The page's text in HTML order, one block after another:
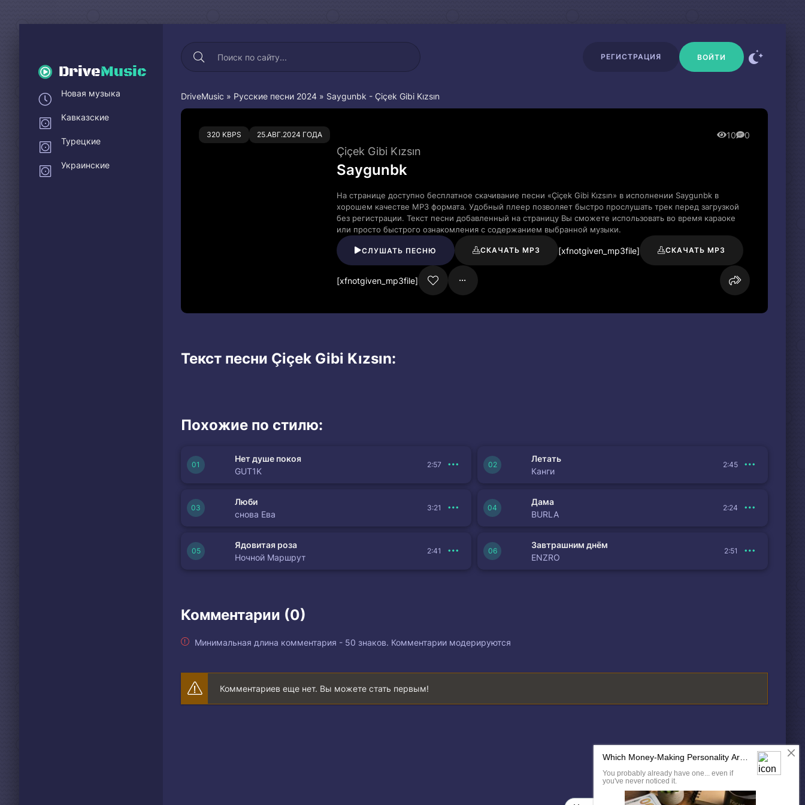
DriveMusic
РЕГИСТРАЦИЯ ВОЙТИ
DriveMusic » Русские песни 2024 » Saygunbk - Çiçek Gibi Kızsın
320 KBPS 25.АВГ.2024 ГОДА 10 0
0 0
Çiçek Gibi Kızsın
Saygunbk
На странице доступно бесплатное скачивание песни «Çiçek Gibi Kızsın» в исполнении Saygunbk в
хорошем качестве MP3 формата. Удобный плеер позволяет быстро прослушать трек перед загрузкой
без регистрации. Текст песни добавленный на страницу Вы сможете использовать во время караоке
или просто быстрого ознакомления с содержанием выбранной музыки.
СЛУШАТЬ ПЕСНЮ СКАЧАТЬ MP3 [xfnotgiven_mp3file] СКАЧАТЬ MP3
[xfnotgiven_mp3file]
Текст песни Çiçek Gibi Kızsın:
Похожие по стилю:
Нет душе покоя
GUT1K
2:57
Летать
Канги
2:45
Люби
снова Ева
3:21
Дама
BURLA
2:24
Ядовитая роза
Ночной Маршрут
2:41
Завтрашним днём
ENZRO
2:51
Комментарии (0)
Минимальная длина комментария - 50 знаков. Комментарии модерируются
Комментариев еще нет. Вы можете стать первым!
Новая музыка
Кавказские
Турецкие
Украинские